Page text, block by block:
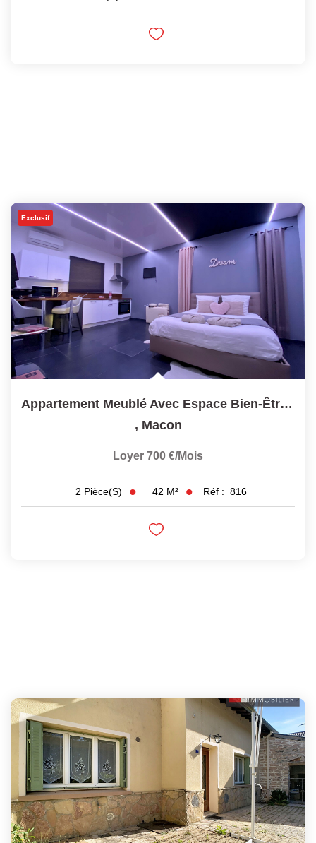
Exclusif
Appartement Meublé Avec Espace Bien-Être À MACON
, Macon
Loyer 700 €/mois
2 Pièce(s) 42 M² Réf : 816